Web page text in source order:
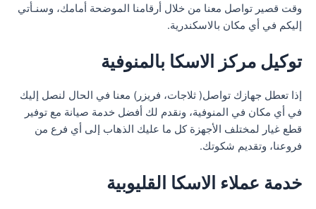
وقت قصير تواصل معنا من خلال أرقامنا الموضحة أمامك، وسنـأتي
إليكم في أي مكان بالاسكندرية.
توكيل مركز الاسكا بالمنوفية
إذا تعطل جهازك تواصل( ثلاجات، فريزر) معنا في الحال لنصل إليك
في أي مكان في المنوفية، ونقدم لك أفضل خدمة صيانة مع توفير
قطع غيار لمختلف الأجهزة كل ما عليك الذهاب إلى أي فرع من
فروعنا، وتقديم شكوتك.
خدمة عملاء الاسكا القليوبية